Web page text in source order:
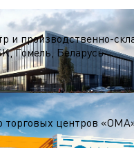
и производственно-
Гомель, Беларусь
торговых центров